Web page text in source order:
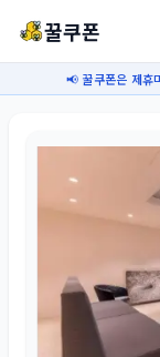
꿀쿠폰
📢 꿀쿠폰은 제휴